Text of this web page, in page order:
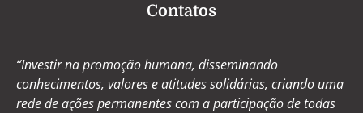
Contatos
“Investir na promoção humana, disseminando
conhecimentos, valores e atitudes solidárias, criando uma
rede de ações permanentes com a participação de todas